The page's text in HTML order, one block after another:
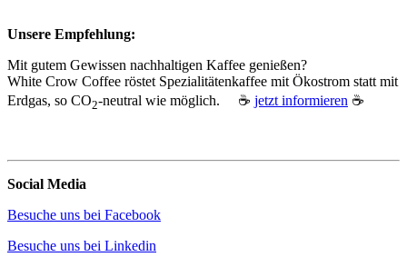
Unsere Empfehlung:
Mit gutem Gewissen nachhaltigen Kaffee genießen?
White Crow Coffee röstet Spezialitätenkaffee mit Ökostrom statt mit
Erdgas, so CO2‑neutral wie möglich. ☕ jetzt informieren ☕
Social Media
Besuche uns bei Facebook
Besuche uns bei Linkedin